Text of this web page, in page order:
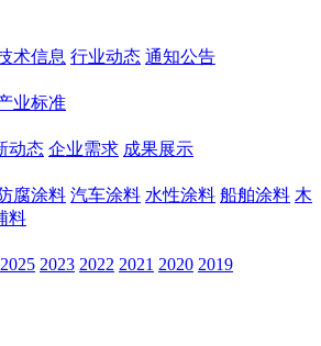
术信息 行业动态 通知公告
业标准
动态 企业需求 成果展示
腐涂料 汽车涂料 水性涂料 船舶涂料 木
料
2025 2023 2022 2021 2020 2019